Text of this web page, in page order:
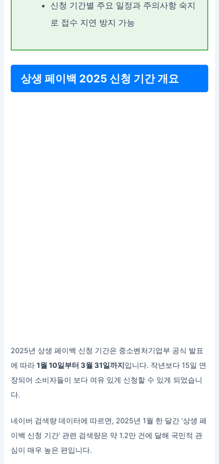
신청 기간별 주요 일정과 주의사항 숙지
로 접수 지연 방지 가능
상생 페이백 2025 신청 기간 개요
2025년 상생 페이백 신청 기간은 중소벤처기업부 공식 발표
에 따라1월 10일부터 3월 31일까지입니다. 작년보다 15일 연
장되어 소비자들이 보다 여유 있게 신청할 수 있게 되었습니
다.
네이버 검색량 데이터에 따르면, 2025년 1월 한 달간 ‘상생 페
이백 신청 기간’ 관련 검색량은 약 1.2만 건에 달해 국민적 관
심이 매우 높은 편입니다.